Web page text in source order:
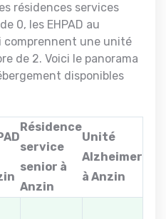
résidences services
0, les EHPAD au
comprennent une unité
de 2. Voici le panorama
disponibles
Résidence
service
senior à
Anzin
Unité
Alzheimer
à Anzin